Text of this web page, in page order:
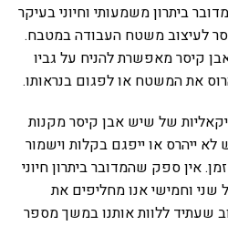
ביתרון משמעותי וחיוני בעיקר
לעיצוב משטח העבודה במטבח.
קיסר מאפשרת להניח על גביו
את המשטח או לפגום בנראותו.
של שיש אבן קיסר מקנות
ייהרס או ייפגם בקלות וישמור
אין ספק שהמדובר ביתרון חיוני
שני וחמישי אנו מחליפים את
שעתיד ללוות אותנו במשך מספר